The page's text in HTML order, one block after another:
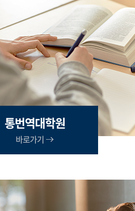
통번역대학원
바로가기